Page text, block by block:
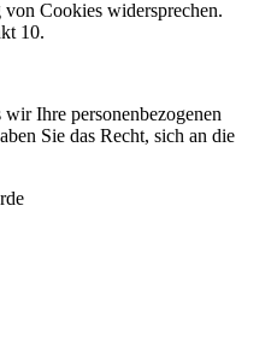
Cookies widersprechen.
10.
Ihre personenbezogenen
Sie das Recht, sich an die